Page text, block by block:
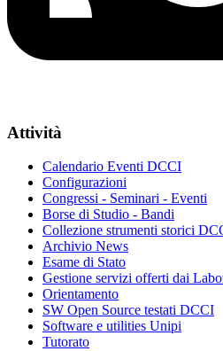
Attività
Calendario Eventi DCCI
Configurazioni
Congressi - Seminari - Eventi
Borse di Studio - Bandi
Collezione strumenti storici
Archivio News
Esame di Stato
Gestione servizi offerti dai
Orientamento
SW Open Source testati DCCI
Software e utilities Unipi
Tutorato